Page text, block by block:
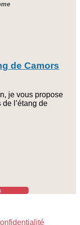
de Camors
je vous propose
l’étang de